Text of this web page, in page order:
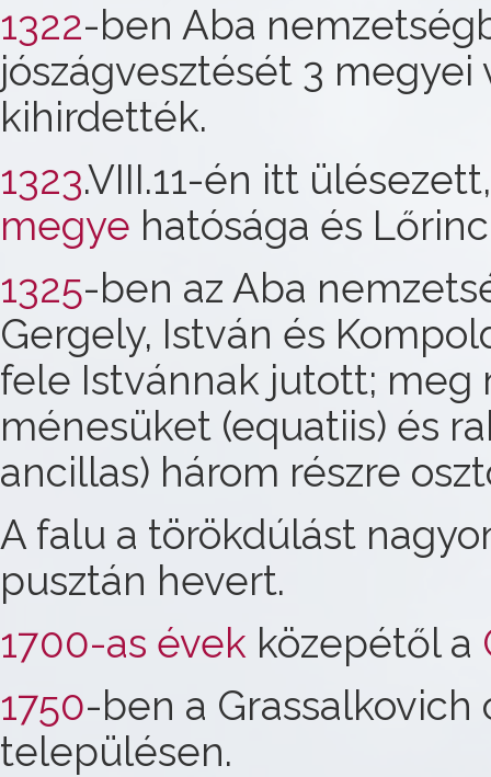
1322-ben Aba
jószágvesztését 3
kihirdették.
1323.VIII.11-én itt
megye hatósága és
1325-ben az Aba
Gergely, István és
fele Istvánnak jutott;
ménesüket (equatiis) és
ancillas) három részre
A falu a törökdúlást
pusztán hevert.
1700-as évek közepétől a
1750-ben a
településen.